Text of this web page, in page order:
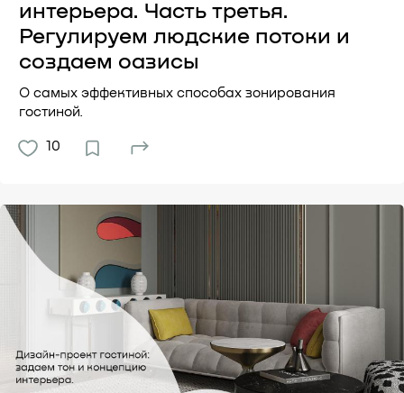
интерьера. Часть третья.
Регулируем людские потоки и
создаем оазисы
О самых эффективных способах зонирования
гостиной.
10